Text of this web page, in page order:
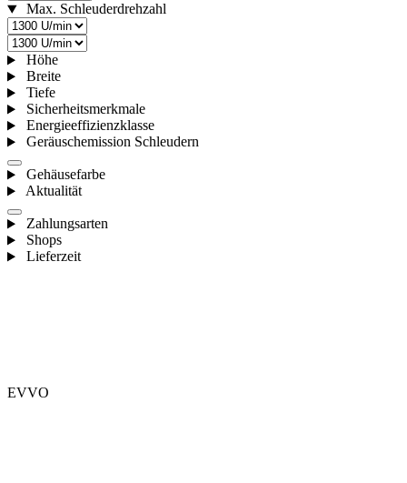
Max. Schleuderdrehzahl
Höhe
Breite
Tiefe
Sicherheitsmerkmale
Energieeffizienzklasse
Geräuschemission Schleudern
Gehäusefarbe
Aktualität
Zahlungsarten
Shops
Lieferzeit
EVVO